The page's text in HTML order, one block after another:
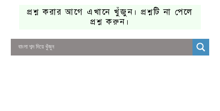
প্রশ্ন করার আগে এখানে খুঁজুন। প্রশ্নটি না পেলে
প্রশ্ন করুন।